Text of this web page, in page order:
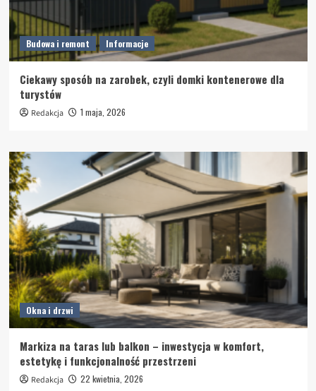
Budowa i remont Informacje
Ciekawy sposób na zarobek, czyli domki kontenerowe dla
turystów
Redakcja 1 maja, 2026
Okna i drzwi
Markiza na taras lub balkon – inwestycja w komfort,
estetykę i funkcjonalność przestrzeni
Redakcja 22 kwietnia, 2026